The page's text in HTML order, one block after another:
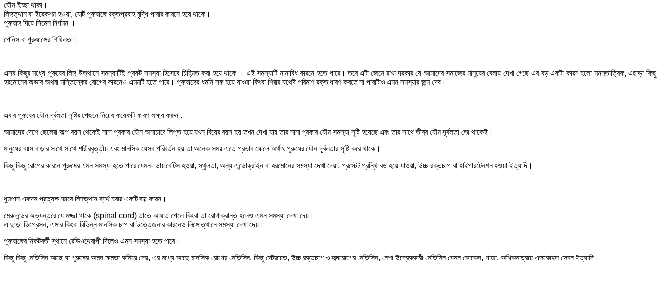
যৌন ইচ্ছা থাকা।
লিঙ্গত্থান বা ইরেকশন হওয়া, যেটি পুরুষাঙ্গে রক্তপ্রবাহ বৃদ্ধি পাবার কারনে হয়ে থাকে।
পুরুষাঙ্গ দিয়ে সিমেন নির্গমন ।
পেনিস বা পুরুষাঙ্গের শিথিলতা।
এসব কিছুর মধ্যে পুরুষের লিঙ্গ উত্থানে সমস্যাটিই প্রকট সমস্যা হিসেবে চিহ্নিত করা হয়ে থাকে । এই সমস্যাটি নানাবিধ কারনে হতে পারে। তবে এটা জেনে রাখা দরকার যে আমাদের সমাজের মানুষের বেলায় দেখা গেছে এর বড় একটা কারন হলো মনস্তাত্বিক, এছাড়া কিছু
হরমোনের অভাব অথবা মস্তিস্কের রোগের কারনেও এমনটি হতে পারে। পুরুষাঙ্গের ধমনি সরু হয়ে যাওয়া কিংবা শিরার যথেষ্ট পরিমাণ রক্ত ধারণ করতে না পারাটাও এমন সমস্যার জন্ম দেয়।
এবার পুরুষের যৌন দূর্বলতা সৃষ্টির পেছনে নিচের কয়েকটি কারণ লক্ষ্য করুন :
আমাদের দেশে ছেলেরা অল্প বয়স থেকেই নানা প্রকার যৌন অনাচারে লিপ্ত হয়ে যখন বিয়ের বয়স হয় তখন দেখা যায় তার নানা প্রকার যৌন সমস্যা সৃষ্টি হয়েছে এবং তার সাথে তীব্র যৌন দূর্বলতা তো থাকেই।
মানুষের বয়স বাড়ার সাথে সাথে শারীরবৃত্তীয় এবং মানসিক যেসব পরিবর্তন হয় তা অনেক সময় এতে প্রভাব ফেলে অর্থাৎ পুরুষের যৌন দূর্বলতার সৃষ্টি করে থাকে।
কিছু কিছু রোগের কারনে পুরুষের এমন সমস্যা হতে পারে যেমন- ডায়াবেটিস হওয়া, স্থুলতা, অন্য এন্ডোক্রাইন বা হরমোনের সমস্যা দেখা দেয়া, প্রস্টেট গ্রন্থি বড় হয়ে যাওয়া, উচ্চ রক্তচাপ বা হাইপারটেনশন হওয়া ইত্যাদি।
ধুমপান একদম প্রত্যক্ষ ভাবে লিঙ্গত্থান ব্যর্থ হবার একটি বড় কারন।
মেরুদন্ডের অভ্যন্তরে যে মজ্জা থাকে (spinal cord) তাতে আঘাত পেলে কিংবা তা রোগাক্রান্ত হলেও এমন সমস্যা দেখা দেয়।
এ ছাড়া ডিপ্রেসন, এঙ্গার কিংবা বিভিন্ন মানসিক চাপ বা উত্তেজনার কারনেও লিঙ্গোত্থানে সমস্যা দেখা দেয়।
পুরুষাঙ্গের নিকটবর্তী স্থানে রেডিওথেরাপী দিলেও এমন সমস্যা হতে পারে।
কিছু কিছু মেডিসিন আছে যা পুরুষের অমন ক্ষমতা কমিয়ে দেয়, এর মধ্যে আছে মানসিক রোগের মেডিসিন, কিছু স্টেরয়েড, উচ্চ রক্তচাপ ও হৃদরোগের মেডিসিন, নেশা উদ্রেককারী মেডিসিন যেমন কোকেন, গাজা, অধিকমাত্রায় এলকোহল সেবন ইত্যাদি।